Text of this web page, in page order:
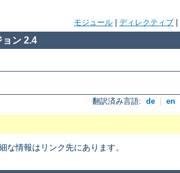
モジュール ディレクティブ
ン 2.4
翻訳済み言語: de en
情報はリンク先にあります。